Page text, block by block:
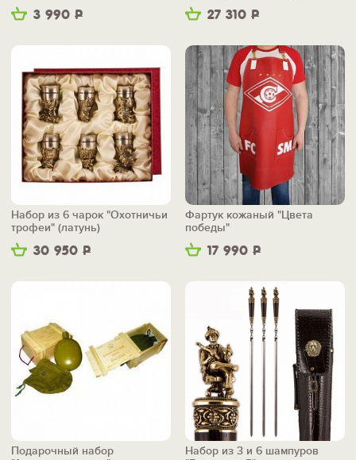
3 990 Р 27 310 Р
30 950 Р
Набор из 6 чарок "Охотничьи
трофеи" (латунь)
17 990 Р
Фартук кожаный "Цвета
победы"
Подарочный набор
Набор из 3 и 6 шампуров